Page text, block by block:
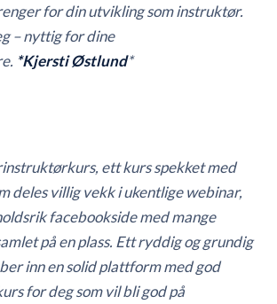
for din utvikling som instruktør.
– nyttig for dine
*Kjersti Østlund*
ett kurs spekket med
deles villig vekk i ukentlige webinar,
facebookside med mange
på en plass. Ett ryddig og grundig
inn en solid plattform med god
for deg som vil bli god på